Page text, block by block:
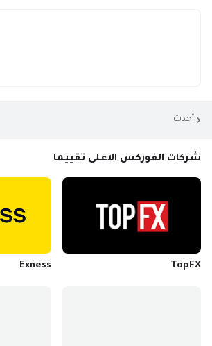
أحدث
شركات الفوركس الاعلى تقييما
TopFX
Exness